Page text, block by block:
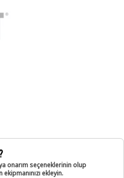
onarım seçeneklerinin olup
ekipmanınızı ekleyin.